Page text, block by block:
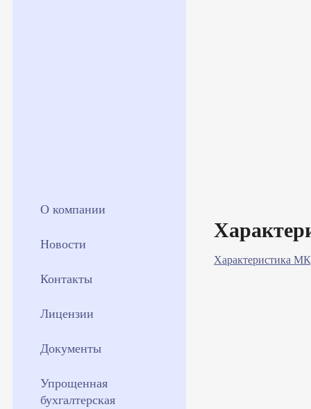
О компании
Новости
Контакты
Лицензии
Документы
Упрощенная
бухгалтерская
Характеристика